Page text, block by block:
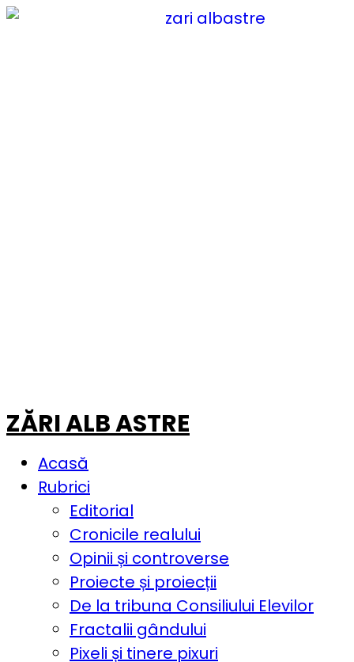
ZĂRI ALB ASTRE
Acasă
Rubrici
Editorial
Cronicile realului
Opinii și controverse
Proiecte și proiecții
De la tribuna Consiliului Elevilor
Fractalii gândului
Pixeli și tinere pixuri